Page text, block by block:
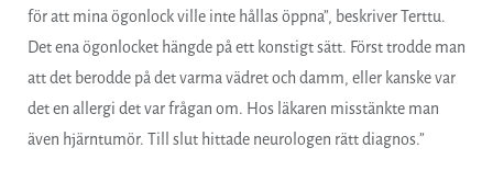
för att mina ögonlock ville inte hållas öppna”, beskriver Terttu.
Det ena ögonlocket hängde på ett konstigt sätt. Först trodde man
att det berodde på det varma vädret och damm, eller kanske var
det en allergi det var frågan om. Hos läkaren misstänkte man
även hjärntumör. Till slut hittade neurologen rätt diagnos.”